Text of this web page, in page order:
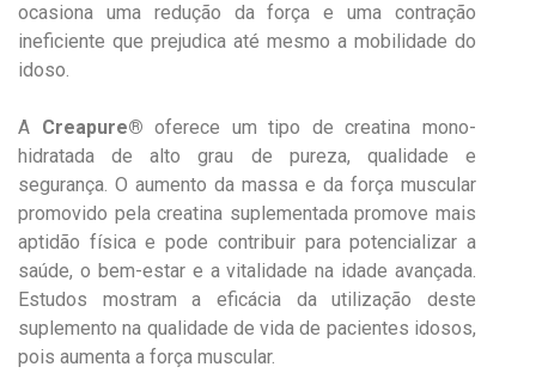
ocasiona uma redução da força e uma contração
ineficiente que prejudica até mesmo a mobilidade do
idoso.
A Creapure® oferece um tipo de creatina mono-
hidratada de alto grau de pureza, qualidade e
segurança. O aumento da massa e da força muscular
promovido pela creatina suplementada promove mais
aptidão física e pode contribuir para potencializar a
saúde, o bem-estar e a vitalidade na idade avançada.
Estudos mostram a eficácia da utilização deste
suplemento na qualidade de vida de pacientes idosos,
pois aumenta a força muscular.